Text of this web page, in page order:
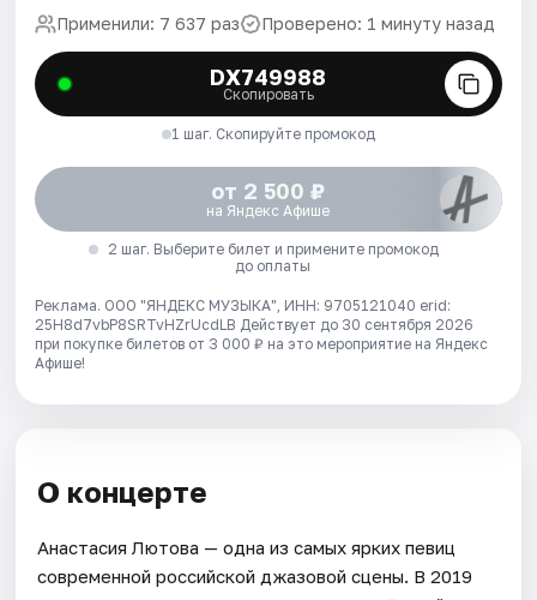
Применили: 7 637 раз Проверено: 1 минуту назад
DX749988
Скопировать
1 шаг. Скопируйте промокод
от 2 500 ₽
на Яндекс Афише
2 шаг. Выберите билет и примените промокод
до оплаты
Реклама. ООО "ЯНДЕКС МУЗЫКА", ИНН: 9705121040 erid:
25H8d7vbP8SRTvHZrUcdLB Действует до 30 сентября 2026
при покупке билетов от 3 000 ₽ на это мероприятие на Яндекс
Афише!
О концерте
Анастасия Лютова — одна из самых ярких певиц
современной российской джазовой сцены. В 2019